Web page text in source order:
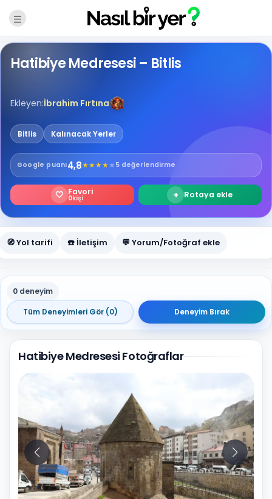
Hatibiye Medresesi – Bitlis
Ekleyen:İbrahim Fırtına
Bitlis Kalınacak Yerler
Google puanı4,8★★★★★ 5 değerlendirme
🤍 Favori
0kişi + Rotaya ekle
🧭 Yol tarifi ☎️ İletişim 💬 Yorum/Fotoğraf ekle
0 deneyim
Tüm Deneyimleri Gör (0)
Deneyim Bırak
Hatibiye Medresesi Fotoğraflar
Fotoğraf